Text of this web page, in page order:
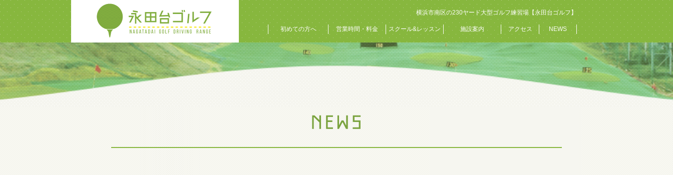
横浜市南区の230ヤード大型ゴルフ練習場【永田台ゴルフ】
初めての方へ 営業時間・料金 スクール&レッスン 施設案内 アクセス NEWS